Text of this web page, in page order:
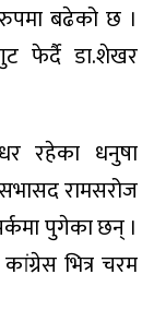
बढेको छ ।
फेर्दै डा.शेखर
रहेका धनुषा
रामसरोज
पुगेका छन् ।
भित्र चरम